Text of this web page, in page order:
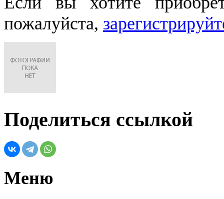
пожалуйста,
Поделиться ссылкой
Меню